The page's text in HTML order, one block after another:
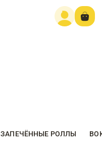
ЗАПЕЧЁННЫЕ РОЛЛЫ